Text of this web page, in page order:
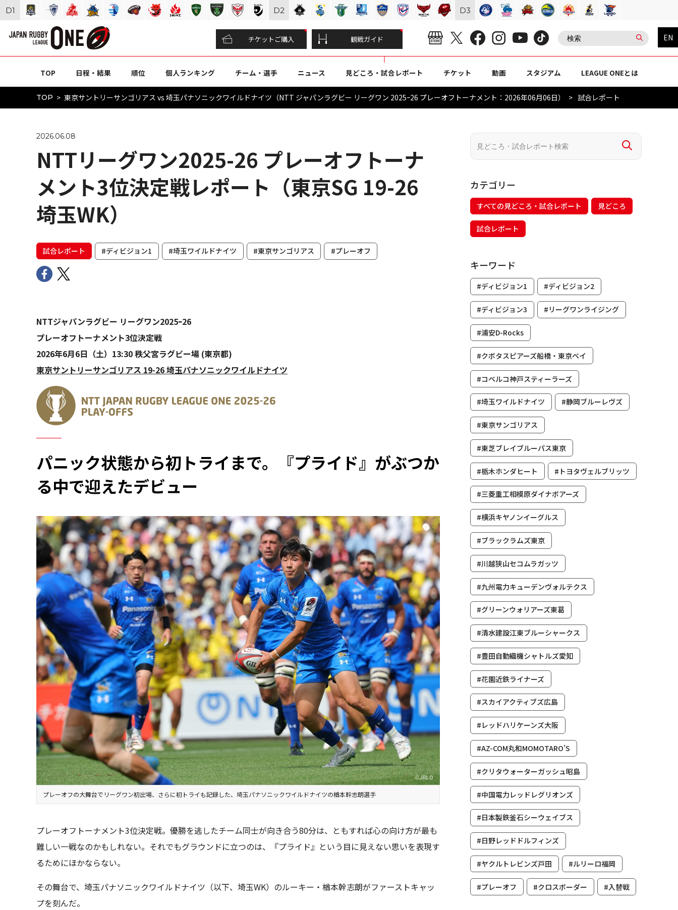
チケットご購入 観戦ガイド EN
TOP 日程・結果 順位 個人ランキング チーム・選手 ニュース 見どころ・試合レポート チケット 動画 スタジアム LEAGUE ONEとは
TOP 東京サントリーサンゴリアス vs 埼玉パナソニックワイルドナイツ（NTT ジャパンラグビー リーグワン 2025ｰ26 プレーオフトーナメント：2026年06月06日） 試合レポート
2026.06.08
NTTリーグワン2025-26 プレーオフトーナ
メント3位決定戦レポート（東京SG 19-26
埼玉WK）
試合レポート #ディビジョン1 #埼玉ワイルドナイツ #東京サンゴリアス #プレーオフ
NTTジャパンラグビー リーグワン2025ｰ26
プレーオフトーナメント3位決定戦
2026年6月6日（土）13:30 秩父宮ラグビー場 (東京都)
東京サントリーサンゴリアス 19-26 埼玉パナソニックワイルドナイツ
パニック状態から初トライまで。『プライド』がぶつか
る中で迎えたデビュー
プレーオフの大舞台でリーグワン初出場、さらに初トライも記録した、埼玉パナソニックワイルドナイツの楢本幹志朗選手
プレーオフトーナメント3位決定戦。優勝を逃したチーム同士が向き合う80分は、ともすれば心の向け方が最も
難しい一戦なのかもしれない。それでもグラウンドに立つのは、『プライド』という目に見えない思いを表現す
るためにほかならない。
その舞台で、埼玉パナソニックワイルドナイツ（以下、埼玉WK）のルーキー・楢本幹志朗がファーストキャッ
プを刻んだ。
カテゴリー
すべての見どころ・試合レポート 見どころ
試合レポート
キーワード
#ディビジョン1 #ディビジョン2
#ディビジョン3 #リーグワンライジング
#浦安D-Rocks
#クボタスピアーズ船橋・東京ベイ
#コベルコ神戸スティーラーズ
#埼玉ワイルドナイツ #静岡ブルーレヴズ
#東京サンゴリアス
#東芝ブレイブルーパス東京
#栃木ホンダヒート #トヨタヴェルブリッツ
#三菱重工相模原ダイナボアーズ
#横浜キヤノンイーグルス
#ブラックラムズ東京
#川越狭山セコムラガッツ
#九州電力キューデンヴォルテクス
#グリーンウォリアーズ東葛
#清水建設江東ブルーシャークス
#豊田自動織機シャトルズ愛知
#花園近鉄ライナーズ
#スカイアクティブズ広島
#レッドハリケーンズ大阪
#AZ-COM丸和MOMOTARO’S
#クリタウォーターガッシュ昭島
#中国電力レッドレグリオンズ
#日本製鉄釜石シーウェイブス
#日野レッドドルフィンズ
#ヤクルトレビンズ戸田 #ルリーロ福岡
#プレーオフ #クロスボーダー #入替戦
D1 D2 D3